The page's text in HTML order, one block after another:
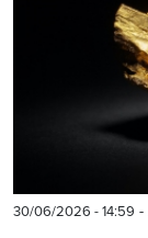
30/06/2026 - 14:59 -